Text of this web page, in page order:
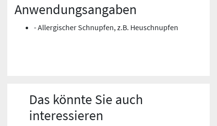
Anwendungsangaben
- Allergischer Schnupfen, z.B. Heuschnupfen
Das könnte Sie auch
interessieren